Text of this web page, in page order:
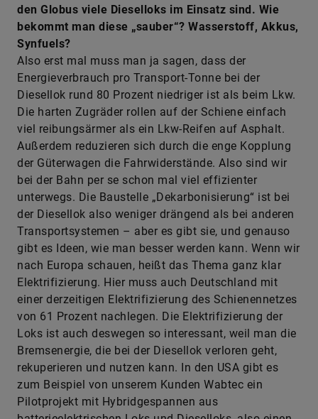
den Globus viele Dieselloks im Einsatz sind. Wie
bekommt man diese „sauber“? Wasserstoff, Akkus,
Synfuels?
Also erst mal muss man ja sagen, dass der
Energieverbrauch pro Transport-Tonne bei der
Diesellok rund 80 Prozent niedriger ist als beim Lkw.
Die harten Zugräder rollen auf der Schiene einfach
viel reibungsärmer als ein Lkw-Reifen auf Asphalt.
Außerdem reduzieren sich durch die enge Kopplung
der Güterwagen die Fahrwiderstände. Also sind wir
bei der Bahn per se schon mal viel effizienter
unterwegs. Die Baustelle „Dekarbonisierung“ ist bei
der Diesellok also weniger drängend als bei anderen
Transportsystemen – aber es gibt sie, und genauso
gibt es Ideen, wie man besser werden kann. Wenn wir
nach Europa schauen, heißt das Thema ganz klar
Elektrifizierung. Hier muss auch Deutschland mit
einer derzeitigen Elektrifizierung des Schienennetzes
von 61 Prozent nachlegen. Die Elektrifizierung der
Loks ist auch deswegen so interessant, weil man die
Bremsenergie, die bei der Diesellok verloren geht,
rekuperieren und nutzen kann. In den USA gibt es
zum Beispiel von unserem Kunden Wabtec ein
Pilotprojekt mit Hybridgespannen aus